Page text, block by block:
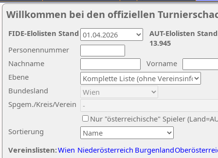
Willkommen bei den offiziellen
Nachname
Vorname
Ebene
Sortierung
Personennummer
Bundesland
Spgem./Kreis/Verein
Nur "österreichische" Spieler
Vereinslisten:Wien Niederösterreich Burgenland
AUT-Elolisten
13.945
FIDE-Elolisten Stand